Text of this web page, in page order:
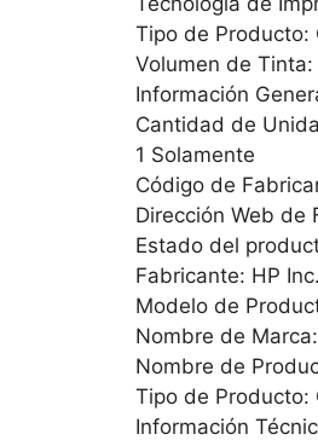
Tipo de
Volumen de
Información
Cantidad de
1 Solamente
Código de
Dirección Web
Estado del
Fabricante: HP Inc.
Modelo de
Nombre de
Nombre de
Tipo de
Información